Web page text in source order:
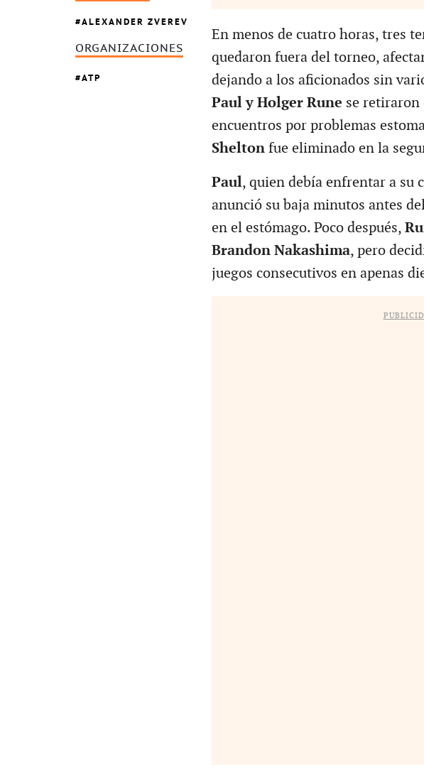
ALEXANDER ZVEREV
ORGANIZACIONES
ATP
En menos de cuatro horas, tres
quedaron fuera del torneo,
dejando a los aficionados sin
Paul y Holger Rune se retiraron
encuentros por problemas
Sheltonfue eliminado en la
Paul, quien debía enfrentar a su
anunció su baja minutos antes
en el estómago. Poco después,
Brandon Nakashima, pero
juegos consecutivos en apenas